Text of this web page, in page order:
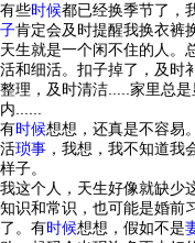
有些时候都已经换季节了，
子肯定会及时提醒我换衣裤
天生就是一个闲不住的人。
活和细活。扣子掉了，及时
整理，及时清洁.....家里总
内......
有时候想想，还真是不容易
活琐事 ，我想，我不知道我
样子。
我这个人，天生好像就缺少
知识和常识，也可能是婚前
了。有时候想想，假如不是